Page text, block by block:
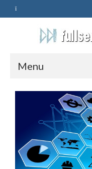
Menu
HOME
ASSISTENZA
POLITICA